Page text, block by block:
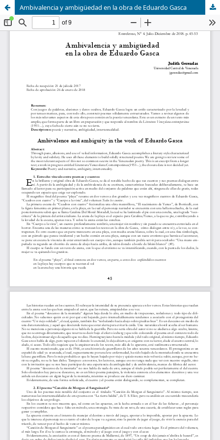
Ambivalencia y ambigüedad en la obra de Eduardo Gasca